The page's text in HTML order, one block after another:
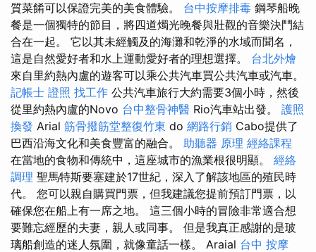
質菜餚可以保證完美的美食體驗。 台中按摩排毒 鋼琴船晚
餐是一個獨特的節目，將四道燭光晚餐與壯觀的音樂決鬥結
合在一起。 它以其未經觸及的海灘和乾淨的水域而聞名，
這是自然愛好者和水上運動愛好者的理想選擇。 台北外燴
來自里約熱內盧的遊客可以乘公共汽車買公共汽車或汽車。
記帳士 證照 找工作 公共汽車旅行大約需要3個小時，然後
從里約熱內盧的Novo 台中整骨神醫 Rio汽車站出發。 護照
換發 Arial 筋骨撥筋堂整復竹東 do 網路行銷 Cabo提供了
巴西沿海文化和美食豐富的融合。 助聽器 原理 經絡課程
在當地的食物和傳統中，這座城市的漁業根很明顯。 經絡
調理 聖馬特斯要塞建於17世紀，深入了解該地區的殖民時
代。 您可以親自購買門票，但我建議您提前預訂門票，以
確保您在船上有一席之地。 這三個小時的冒險非常適合想
要難忘經歷的夫妻，親人或同事。 但是我真正感謝的是玻
璃船創造的迷人氛圍，就像童話一樣。 Araial 台中 按摩